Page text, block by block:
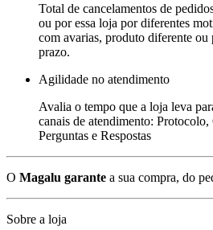
Total de cancelamentos de
ou por essa loja por diferentes
com avarias, produto diferente
prazo.
Agilidade no atendimento
Avalia o tempo que a loja leva
canais de atendimento:
Perguntas e Respostas
O Magalu garante a sua compra, do
Sobre a loja